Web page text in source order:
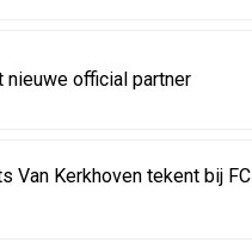
nieuwe official partner
Van Kerkhoven tekent bij FC